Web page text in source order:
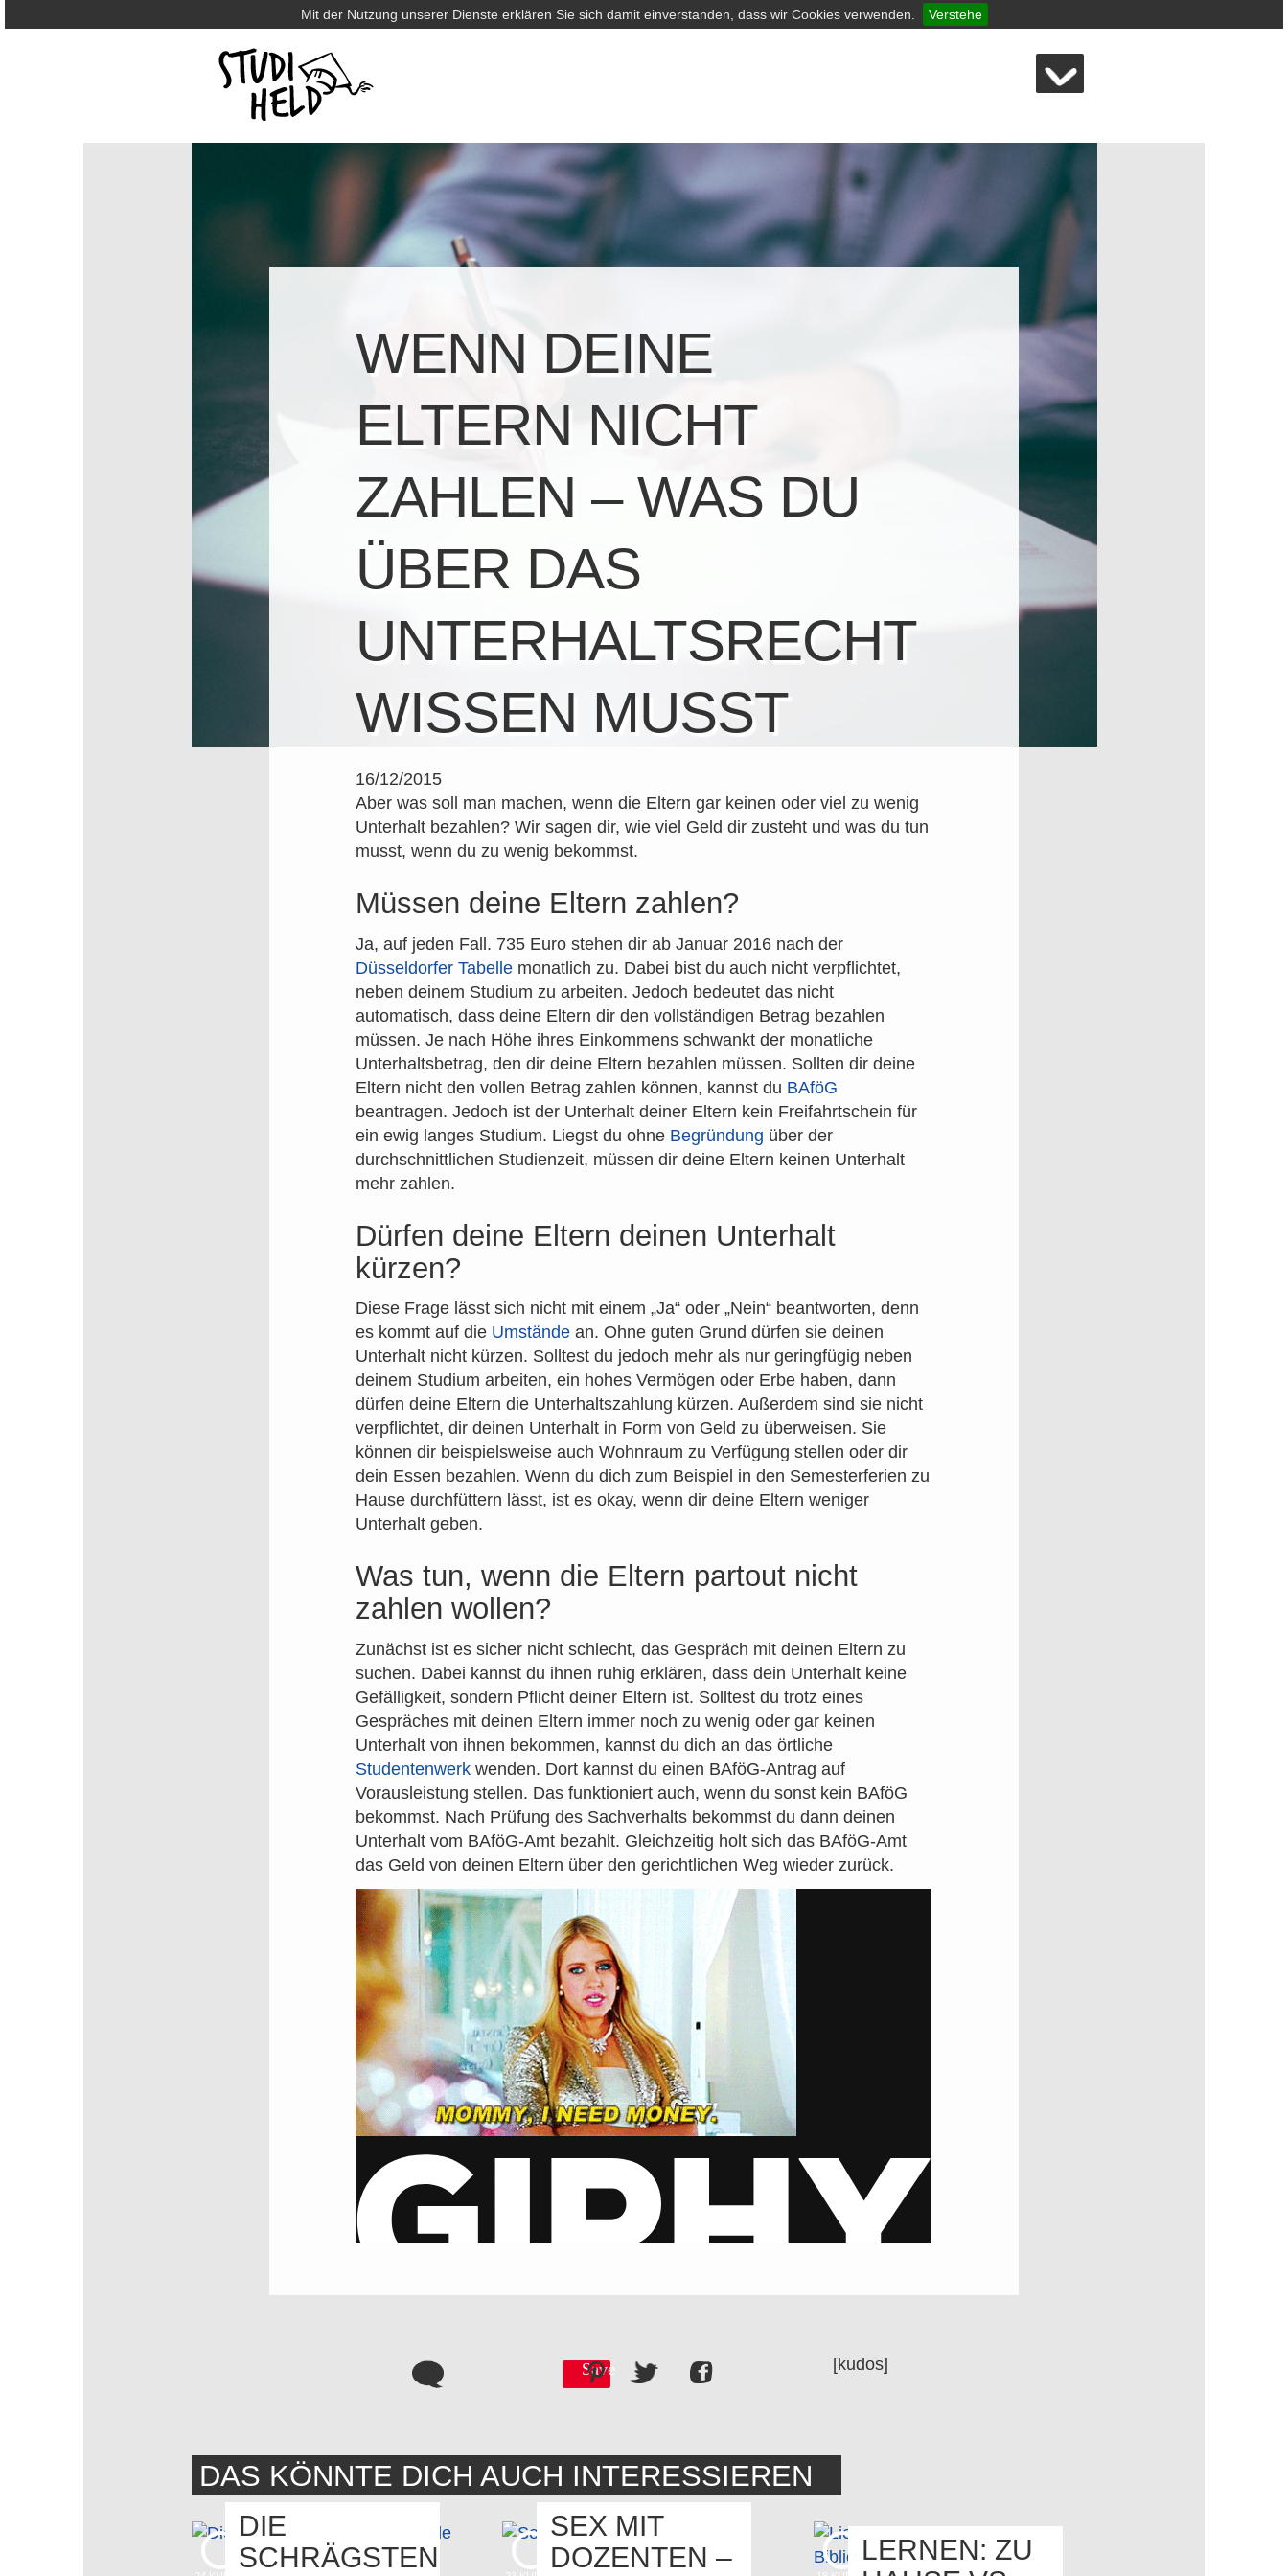
Mit der Nutzung unserer Dienste erklären Sie sich damit einverstanden, dass wir Cookies verwenden. Verstehe
WENN DEINE
ELTERN NICHT
ZAHLEN – WAS DU
ÜBER DAS
UNTERHALTSRECHT
WISSEN MUSST
16/12/2015
Aber was soll man machen, wenn die Eltern gar keinen oder viel zu wenig
Unterhalt bezahlen? Wir sagen dir, wie viel Geld dir zusteht und was du tun
musst, wenn du zu wenig bekommst.
Müssen deine Eltern zahlen?
Ja, auf jeden Fall. 735 Euro stehen dir ab Januar 2016 nach der
Düsseldorfer Tabellemonatlich zu. Dabei bist du auch nicht verpflichtet,
neben deinem Studium zu arbeiten. Jedoch bedeutet das nicht
automatisch, dass deine Eltern dir den vollständigen Betrag bezahlen
müssen. Je nach Höhe ihres Einkommens schwankt der monatliche
Unterhaltsbetrag, den dir deine Eltern bezahlen müssen. Sollten dir deine
Eltern nicht den vollen Betrag zahlen können, kannst du BAföG
beantragen. Jedoch ist der Unterhalt deiner Eltern kein Freifahrtschein für
ein ewig langes Studium. Liegst du ohne Begründung über der
durchschnittlichen Studienzeit, müssen dir deine Eltern keinen Unterhalt
mehr zahlen.
Dürfen deine Eltern deinen Unterhalt
kürzen?
Diese Frage lässt sich nicht mit einem „Ja“ oder „Nein“ beantworten, denn
es kommt auf die Umständean. Ohne guten Grund dürfen sie deinen
Unterhalt nicht kürzen. Solltest du jedoch mehr als nur geringfügig neben
deinem Studium arbeiten, ein hohes Vermögen oder Erbe haben, dann
dürfen deine Eltern die Unterhaltszahlung kürzen. Außerdem sind sie nicht
verpflichtet, dir deinen Unterhalt in Form von Geld zu überweisen. Sie
können dir beispielsweise auch Wohnraum zu Verfügung stellen oder dir
dein Essen bezahlen. Wenn du dich zum Beispiel in den Semesterferien zu
Hause durchfüttern lässt, ist es okay, wenn dir deine Eltern weniger
Unterhalt geben.
Was tun, wenn die Eltern partout nicht
zahlen wollen?
Zunächst ist es sicher nicht schlecht, das Gespräch mit deinen Eltern zu
suchen. Dabei kannst du ihnen ruhig erklären, dass dein Unterhalt keine
Gefälligkeit, sondern Pflicht deiner Eltern ist. Solltest du trotz eines
Gespräches mit deinen Eltern immer noch zu wenig oder gar keinen
Unterhalt von ihnen bekommen, kannst du dich an das örtliche
Studentenwerkwenden. Dort kannst du einen BAföG-Antrag auf
Vorausleistung stellen. Das funktioniert auch, wenn du sonst kein BAföG
bekommst. Nach Prüfung des Sachverhalts bekommst du dann deinen
Unterhalt vom BAföG-Amt bezahlt. Gleichzeitig holt sich das BAföG-Amt
das Geld von deinen Eltern über den gerichtlichen Weg wieder zurück.
Save [kudos]
DAS KÖNNTE DICH AUCH INTERESSIEREN
DIE
SCHRÄGSTEN
SEX MIT
DOZENTEN –
LERNEN: ZU